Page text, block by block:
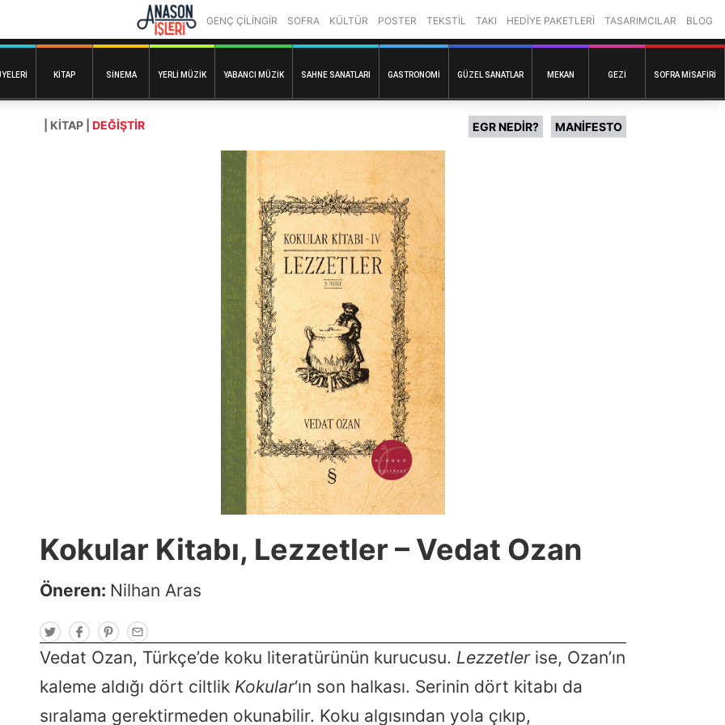
GENÇ ÇİLİNGİR SOFRA KÜLTÜR POSTER TEKSTİL TAKI HEDİYE PAKETLERİ TASARIMCILAR BLOG
KITAP SINEMA YERLI MÜZIK YABANCI MÜZIK SAHNE SANATLARI GASTRONOMI GÜZEL SANATLAR MEKAN GEZI SOFRA MISAFIRI
| KITAP | DEĞİŞTİR EGR NEDİR? MANİFESTO
Kokular Kitabı, Lezzetler – Vedat Ozan
Öneren: Nilhan Aras
T
w
i
t
e
F
a
c
e
o
k
P
i
n
t
r
s
t
E
m
a
Vedat Ozan, Türkçe’de koku literatürünün kurucusu. Lezzetlerise, Ozan’ın
kaleme aldığı dört ciltlik Kokular‘ın son halkası. Serinin dört kitabı da
sıralama gerektirmeden okunabilir. Koku algısından yola çıkıp,